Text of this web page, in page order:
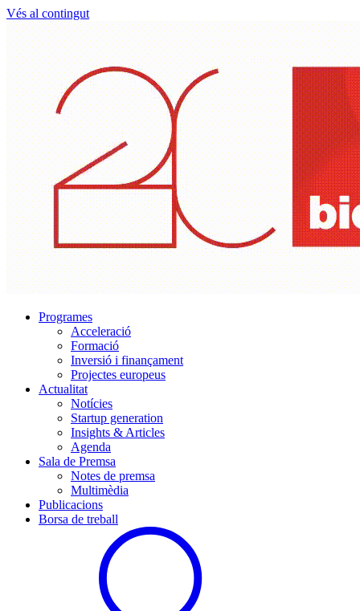
Vés al contingut
Programes
Acceleració
Formació
Inversió i finançament
Projectes europeus
Actualitat
Notícies
Startup generation
Insights & Articles
Agenda
Sala de Premsa
Notes de premsa
Multimèdia
Publicacions
Borsa de treball